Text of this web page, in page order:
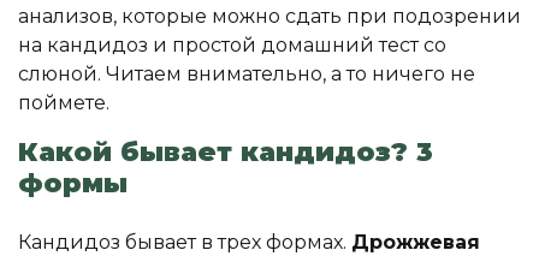
анализов, которые можно сдать при подозрении
на кандидоз и простой домашний тест со
слюной. Читаем внимательно, а то ничего не
поймете.
Какой бывает кандидоз? 3
формы
Кандидоз бывает в трех формах. Дрожжевая